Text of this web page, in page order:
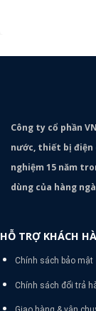
Công ty cổ phần
nước, thiết bị điện
nghiệm 15 năm
dùng của hàng
HỖ TRỢ KHÁCH
Chính sách bảo mật
Chính sách đổi trả